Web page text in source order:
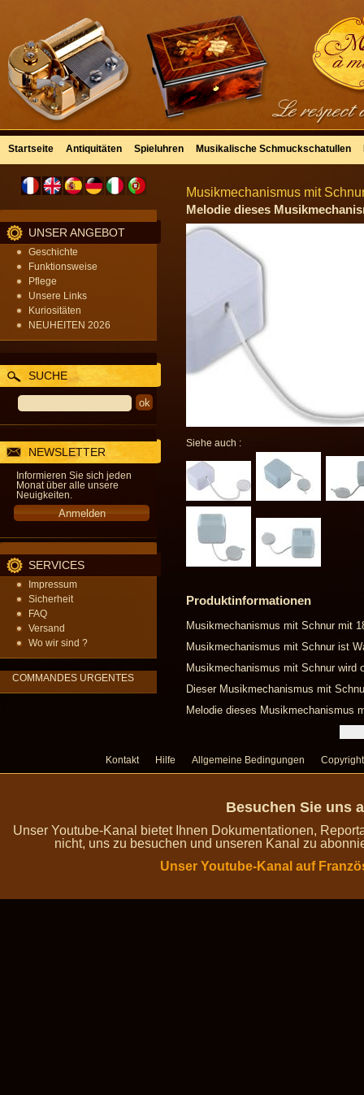
Startseite Antiquitäten Spieluhren Musikalische Schmuckschatullen
UNSER ANGEBOT
Geschichte
Funktionsweise
Pflege
Unsere Links
Kuriositäten
NEUHEITEN 2026
SUCHE
NEWSLETTER
Informieren Sie sich jeden
Monat über alle unsere
Neuigkeiten.
SERVICES
Impressum
Sicherheit
FAQ
Versand
Wo wir sind ?
COMMANDES URGENTES
Musikmechanismus mit
Melodie dieses
Siehe auch :
Produktinformationen
Musikmechanismus mit Schnur mit
Musikmechanismus mit Schnur ist
Musikmechanismus mit Schnur wird
Dieser Musikmechanismus mit
Melodie dieses Musikmechanismus
Kontakt Hilfe Allgemeine Bedingungen Copyright
Besuchen Sie uns
Unser Youtube-Kanal bietet Ihnen Dokumentationen,
nicht, uns zu besuchen und unseren Kanal zu
Unser Youtube-Kanal auf